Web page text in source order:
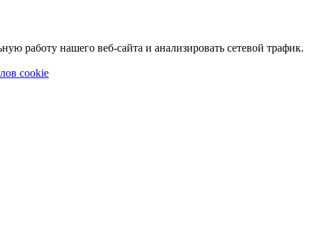
работу нашего веб-сайта и анализировать сетевой трафик.
cookie